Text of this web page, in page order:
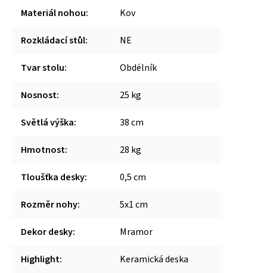
Materiál nohou: Kov
Rozkládací stůl: NE
Tvar stolu: Obdélník
Nosnost: 25 kg
Světlá výška: 38 cm
Hmotnost: 28 kg
Tloušťka desky: 0,5 cm
Rozměr nohy: 5x1 cm
Dekor desky: Mramor
Highlight: Keramická deska